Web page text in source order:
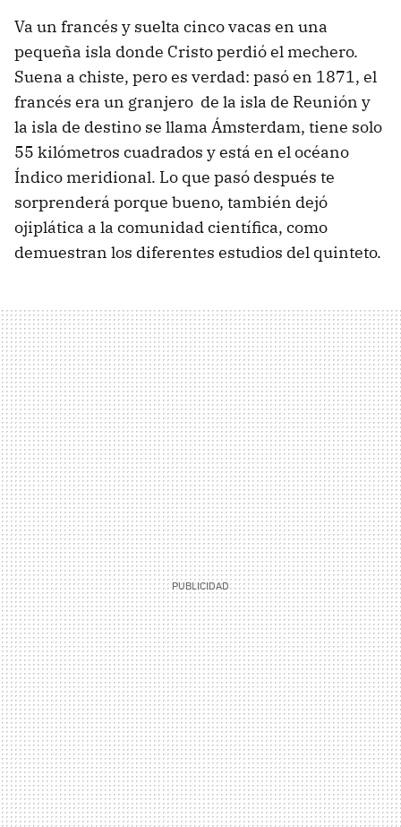
Va un francés y suelta cinco vacas en una
pequeña isla donde Cristo perdió el mechero.
Suena a chiste, pero es verdad: pasó en 1871, el
francés era un granjero de la isla de Reunión y
la isla de destino se llama Ámsterdam, tiene solo
55 kilómetros cuadrados y está en el océano
Índico meridional. Lo que pasó después te
sorprenderá porque bueno, también dejó
ojiplática a la comunidad científica, como
demuestran los diferentes estudios del quinteto.